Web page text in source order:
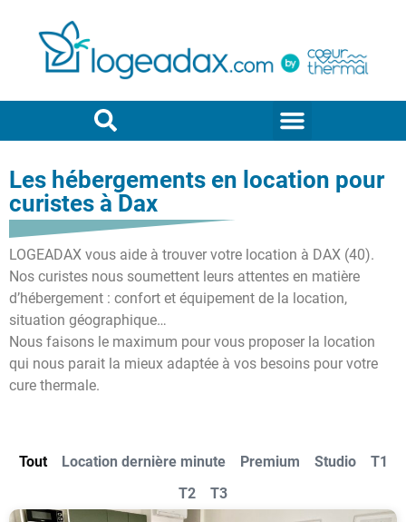
Les hébergements en location pour
curistes à Dax
LOGEADAX vous aide à trouver votre location à DAX (40).
Nos curistes nous soumettent leurs attentes en matière
d’hébergement : confort et équipement de la location,
situation géographique…
Nous faisons le maximum pour vous proposer la location
qui nous parait la mieux adaptée à vos besoins pour votre
cure thermale.
Location dernière minute Premium Studio
T1
T2
T3
Tout